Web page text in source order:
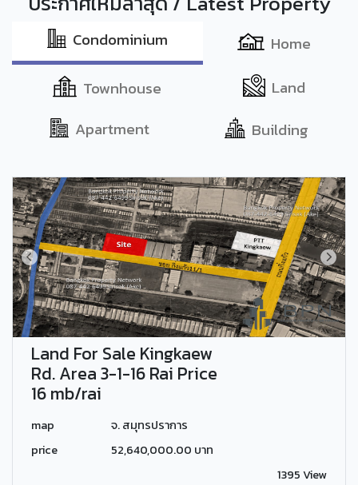
Condominium
Home
Townhouse
Land
Apartment
Building
Land For Sale Kingkaew
Rd. Area 3-1-16 Rai Price
16 mb/rai
map
จ. สมุทรปราการ
price
52,640,000.00 บาท
1395 View